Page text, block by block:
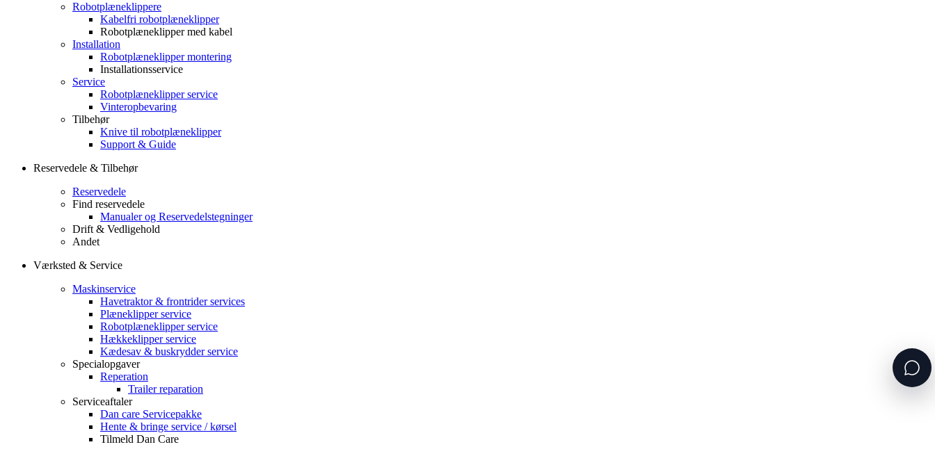
Robotplæneklippere
Kabelfri robotplæneklipper
Robotplæneklipper med kabel
Installation
Robotplæneklipper montering
Installationsservice
Service
Robotplæneklipper service
Vinteropbevaring
Tilbehør
Knive til robotplæneklipper
Support & Guide
Reservedele & Tilbehør
Reservedele
Find reservedele
Manualer og Reservedelstegninger
Drift & Vedligehold
Andet
Værksted & Service
Maskinservice
Havetraktor & frontrider services
Plæneklipper service
Robotplæneklipper service
Hækkeklipper service
Kædesav & buskrydder service
Specialopgaver
Reperation
Trailer reparation
Serviceaftaler
Dan care Servicepakke
Hente & bringe service / kørsel
Tilmeld Dan Care